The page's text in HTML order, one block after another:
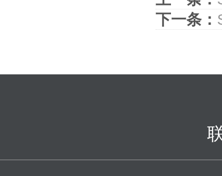
下一条：